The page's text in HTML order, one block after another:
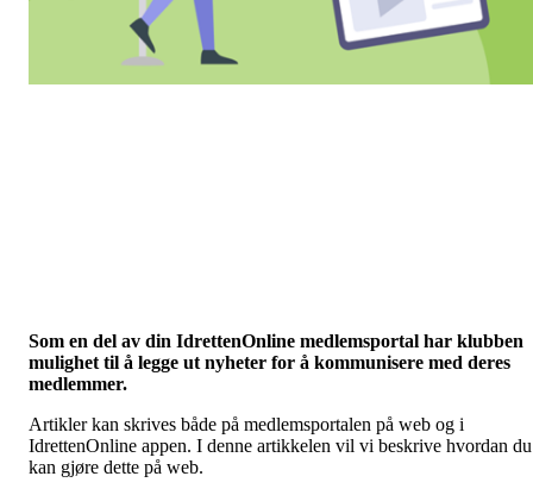
Som en del av din IdrettenOnline medlemsportal har klubben
mulighet til å legge ut nyheter for å kommunisere med deres
medlemmer.
Artikler kan skrives både på medlemsportalen på web og i
IdrettenOnline appen. I denne artikkelen vil vi beskrive hvordan du
kan gjøre dette på web.